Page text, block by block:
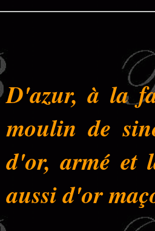
D'azur, à la
moulin de
d'or, armé et
aussi d'or